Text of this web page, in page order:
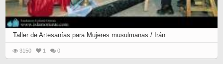
Taller de Artesanías para Mujeres musulmanas / Irán
3150 1 0